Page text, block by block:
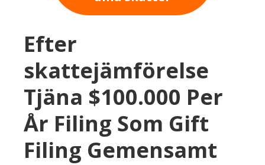
Efter
skattejämförelse
Tjäna $100.000 Per
År Filing Som Gift
Filing Gemensamt